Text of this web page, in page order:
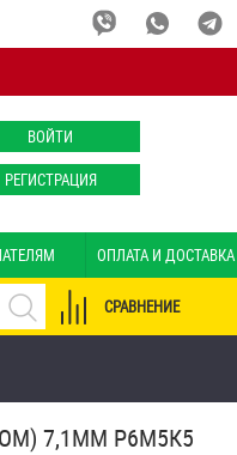
ВОЙТИ
РЕГИСТРАЦИЯ
ОПЛАТА И ДОСТАВКА
СРАВНЕНИЕ
7,1ММ Р6М5К5